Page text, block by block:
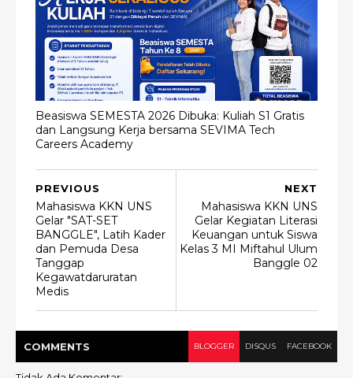
Beasiswa SEMESTA 2026 Dibuka: Kuliah S1 Gratis
dan Langsung Kerja bersama SEVIMA Tech
Careers Academy
NEXT
Mahasiswa KKN UNS
Gelar Kegiatan Literasi
Keuangan untuk Siswa
Kelas 3 MI Miftahul Ulum
Banggle 02
PREVIOUS
Mahasiswa KKN UNS
Gelar "SAT-SET
BANGGLE", Latih Kader
dan Pemuda Desa
Tanggap
Kegawatdaruratan
Medis
COMMENTS BLOGGER DISQUS FACEBOOK